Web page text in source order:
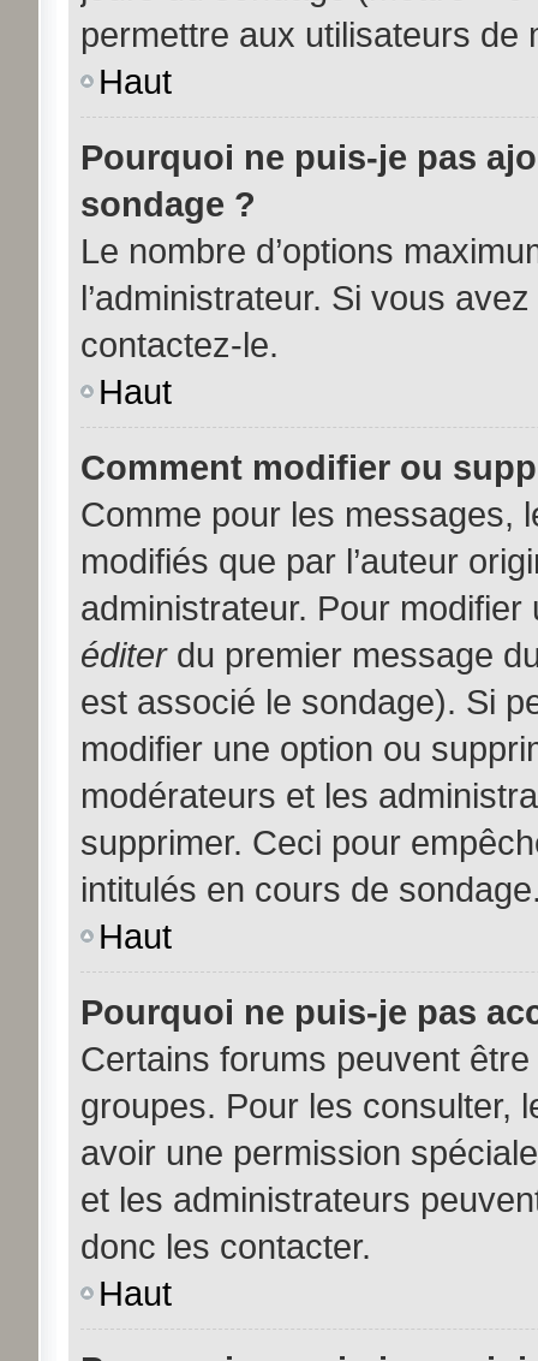
permettre aux utilisateurs de
Haut
Pourquoi ne puis-je pas
sondage ?
Le nombre d’options
l’administrateur. Si vous
contactez-le.
Haut
Comment modifier ou
Comme pour les messages,
modifiés que par l’auteur
administrateur. Pour
éditerdu premier message
est associé le sondage). Si
modifier une option ou
modérateurs et les
supprimer. Ceci pour
intitulés en cours de
Haut
Pourquoi ne puis-je pas
Certains forums peuvent
groupes. Pour les consulter,
avoir une permission
et les administrateurs
donc les contacter.
Haut